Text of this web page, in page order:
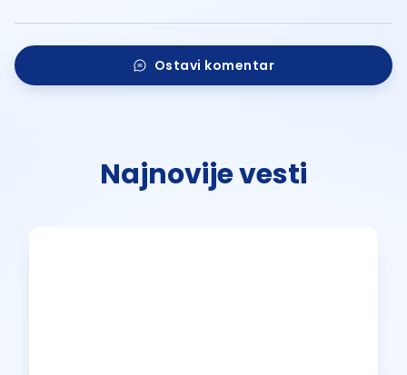
Ostavi komentar
Najnovije vesti